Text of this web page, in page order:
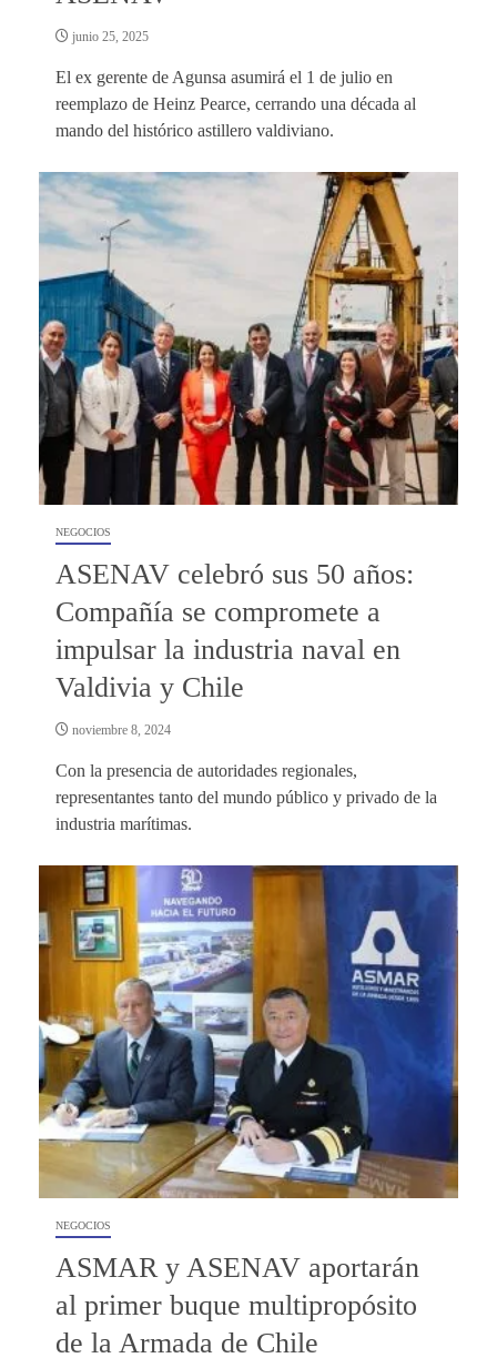
junio 25, 2025
El ex gerente de Agunsa asumirá el 1 de julio en
reemplazo de Heinz Pearce, cerrando una década al
mando del histórico astillero valdiviano.
NEGOCIOS
ASENAV celebró sus 50 años:
Compañía se compromete a
impulsar la industria naval en
Valdivia y Chile
noviembre 8, 2024
Con la presencia de autoridades regionales,
representantes tanto del mundo público y privado de la
industria marítimas.
NEGOCIOS
ASMAR y ASENAV aportarán
al primer buque multipropósito
de la Armada de Chile